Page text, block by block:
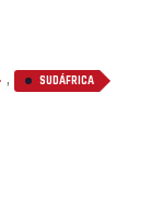
, SUDÁFRICA